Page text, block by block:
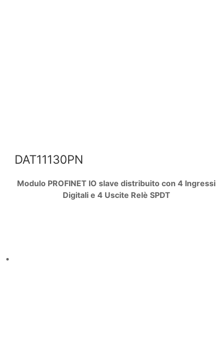
DAT11130PN
Modulo PROFINET IO slave distribuito con 4 Ingressi
Digitali e 4 Uscite Relè SPDT